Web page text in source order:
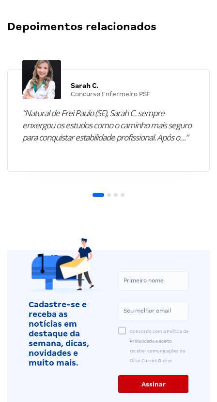
Depoimentos relacionados
Sarah C.
Concurso Enfermeiro PSF
“Natural de Frei Paulo (SE), Sarah C. sempre
enxergou os estudos como o caminho mais seguro
para conquistar estabilidade profissional. Após o…”
Cadastre-se e
receba as
notícias em
destaque da
semana, dicas,
novidades e
muito mais.
Concordo com a Política de
Privacidade e aceito
receber comunicações do
Gran Cursos Online.